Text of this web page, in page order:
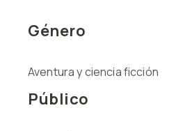
Género
Aventura y ciencia ficción
Público